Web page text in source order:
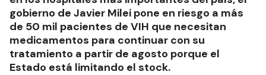
gobierno de Javier Milei pone en riesgo a más
de 50 mil pacientes de VIH que necesitan
medicamentos para continuar con su
tratamiento a partir de agosto porque el
Estado está limitando el stock.